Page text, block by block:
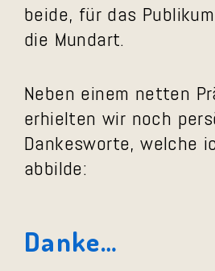
beide, für das
die Mundart.
Neben einem netten
erhielten wir noch
Dankesworte, welche
abbilde:
Danke…